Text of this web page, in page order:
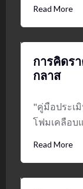
Read More
การคิดร
กลาส
"คู่มือประเ
โฟมเคลือบ
Read More